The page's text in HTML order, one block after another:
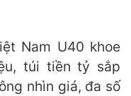
Nam U40 khoe
túi tiền tỷ sắp
nhìn giá, đa số